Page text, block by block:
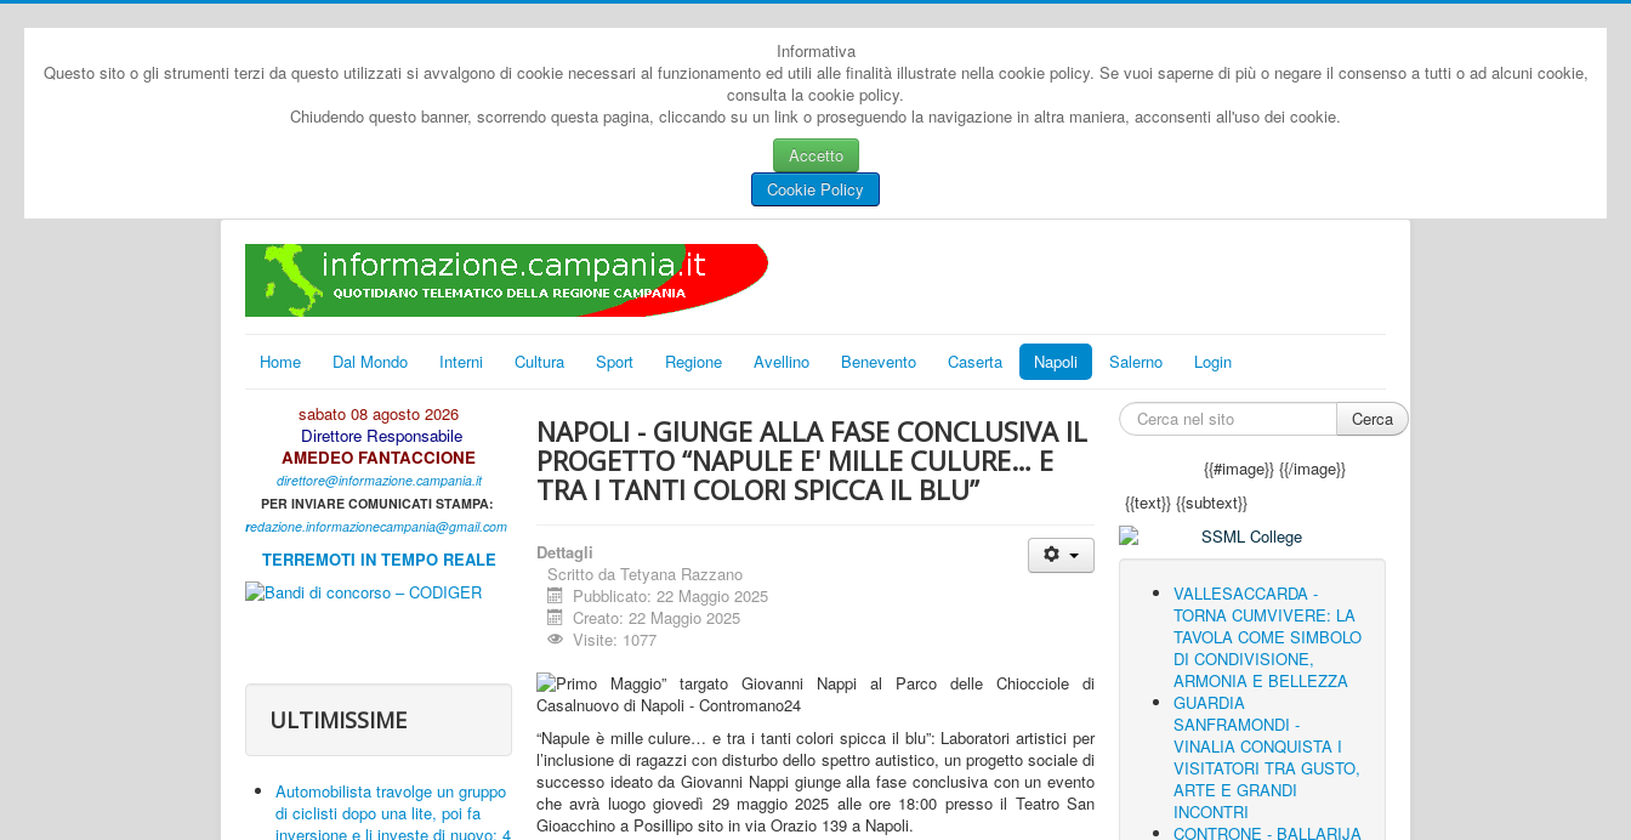
Informativa
Questo sito o gli strumenti terzi da questo utilizzati si avvalgono di cookie necessari al funzionamento ed utili alle finalità illustrate nella cookie policy. Se vuoi saperne di più o negare il consenso a tutti o ad alcuni cookie,
consulta la cookie policy.
Chiudendo questo banner, scorrendo questa pagina, cliccando su un link o proseguendo la navigazione in altra maniera, acconsenti all'uso dei cookie.
Accetto
Cookie Policy
Home Dal Mondo Interni Cultura Sport Regione Avellino Benevento Caserta Napoli Salerno Login
sabato 08 agosto 2026
Direttore Responsabile
AMEDEO FANTACCIONE
direttore@informazione.campania.it
PER INVIARE COMUNICATI STAMPA:
redazione.informazionecampania@gmail.com
TERREMOTI IN TEMPO REALE
ULTIMISSIME
Automobilista travolge un gruppo
di ciclisti dopo una lite, poi fa
inversione e li investe di nuovo: 4
NAPOLI - GIUNGE ALLA FASE CONCLUSIVA IL
PROGETTO “NAPULE E' MILLE CULURE… E
TRA I TANTI COLORI SPICCA IL BLU”
Dettagli
Scritto da Tetyana Razzano
Pubblicato: 22 Maggio 2025
Creato: 22 Maggio 2025
Visite: 1077
“Napule è mille culure… e tra i tanti colori spicca il blu”: Laboratori artistici per
l’inclusione di ragazzi con disturbo dello spettro autistico, un progetto sociale di
successo ideato da Giovanni Nappi giunge alla fase conclusiva con un evento
che avrà luogo giovedì 29 maggio 2025 alle ore 18:00 presso il Teatro San
Gioacchino a Posillipo sito in via Orazio 139 a Napoli.
Cerca
{{#image}}{{/image}}
{{text}} {{subtext}}
VALLESACCARDA -
TORNA CUMVIVERE: LA
TAVOLA COME SIMBOLO
DI CONDIVISIONE,
ARMONIA E BELLEZZA
GUARDIA
SANFRAMONDI -
VINALIA CONQUISTA I
VISITATORI TRA GUSTO,
ARTE E GRANDI
INCONTRI
CONTRONE - BALLARIJA